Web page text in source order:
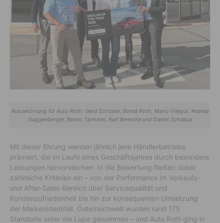
Auszeichnung für Auto Roth: Gerd Schober, Bernd Roth, Mario Vielgut, Andrea
Guggenberger, Benno Tarmann, Ralf Benecke und Daniel Schabus
Mit dieser Ehrung werden jährlich jene Händlerbetriebe
prämiert, die im Laufe eines Geschäftsjahres durch besondere
Leistungen hervorstechen. In die Bewertung fließen dabei
zahlreiche Kriterien ein – von der Performance im Verkaufs-
und After-Sales-Bereich über Servicequalität und
Kundenzufriedenheit bis hin zur konsequenten Umsetzung
der Markenidentität. Österreichweit wurden rund 175
Standorte unter die Lupe genommen – und Auto Roth ging in